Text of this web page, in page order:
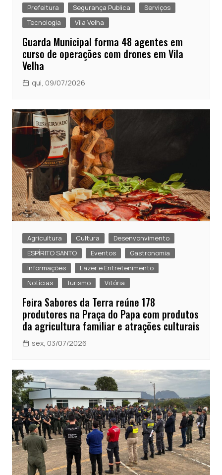
Prefeitura
Segurança Publica
Serviços
Tecnologia
Vila Velha
Guarda Municipal forma 48 agentes em
curso de operações com drones em Vila
Velha
qui, 09/07/2026
Agricultura Cultura
Desenvonvimento
ESPÍRITO SANTO
Eventos
Gastronomia
Informações
Lazer e Entretenimento
Notícias
Turismo Vitória
Feira Sabores da Terra reúne 178
produtores na Praça do Papa com produtos
da agricultura familiar e atrações culturais
sex, 03/07/2026